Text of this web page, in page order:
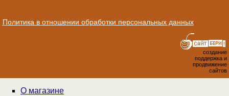
Политика в отношении обработки персональных данных
создание
поддержка и
продвижение
сайтов
О магазине